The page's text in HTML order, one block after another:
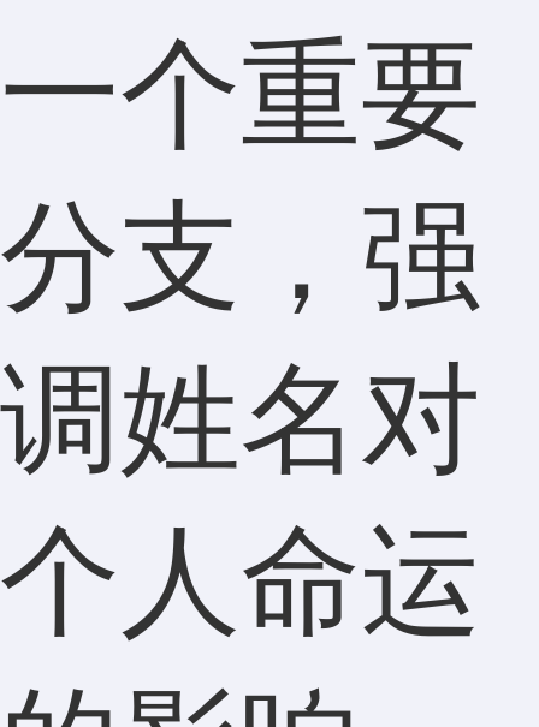
一个重要
分支，强
调姓名对
个人命运